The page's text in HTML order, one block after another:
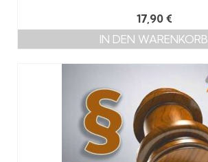
17,90 €
IN DEN WARENKORB